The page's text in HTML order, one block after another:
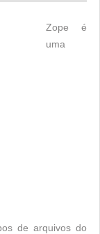
Zope é
uma
de arquivos do